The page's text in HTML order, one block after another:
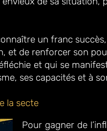
un franc
et de renforcer son
et qui se
ses capacités et à
la secte
Pour gagner de